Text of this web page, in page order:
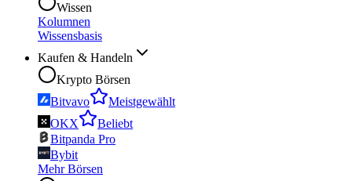
Wissen
Kolumnen
Wissensbasis
Kaufen & Handeln
Krypto Börsen
Bitvavo
Meistgewählt
OKX
Beliebt
Bitpanda Pro
Bybit
Mehr Börsen